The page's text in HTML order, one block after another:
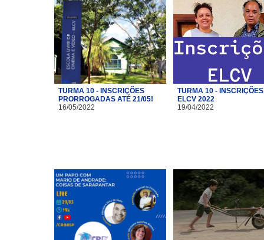
TURMA 10 - INSCRIÇÕES
PRORROGADAS ATÉ 21/05!
16/05/2022
TURMA 10 - INSCRIÇÕES
ELCV 2022
19/04/2022